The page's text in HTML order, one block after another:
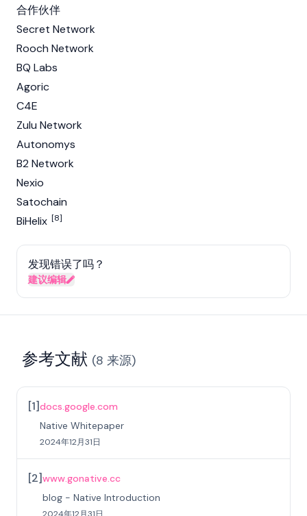
合作伙伴
Secret Network
Rooch Network
BQ Labs
Agoric
C4E
Zulu Network
Autonomys
B2 Network
Nexio
Satochain
BiHelix [8]
发现错误了吗？
建议编辑
参考文献 (8 来源)
[1]docs.google.com
Native Whitepaper
2024年12月31日
[2]www.gonative.cc
blog - Native Introduction